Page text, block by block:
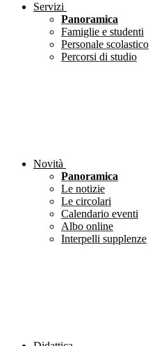
Servizi
Panoramica
Famiglie e studenti
Personale scolastico
Percorsi di studio
Novità
Panoramica
Le notizie
Le circolari
Calendario eventi
Albo online
Interpelli supplenze